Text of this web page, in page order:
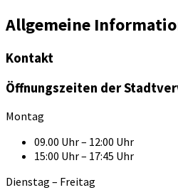
Allgemeine
Kontakt
Öffnungszeiten der
Montag
09.00 Uhr – 12:00 Uhr
15:00 Uhr – 17:45 Uhr
Dienstag – Freitag